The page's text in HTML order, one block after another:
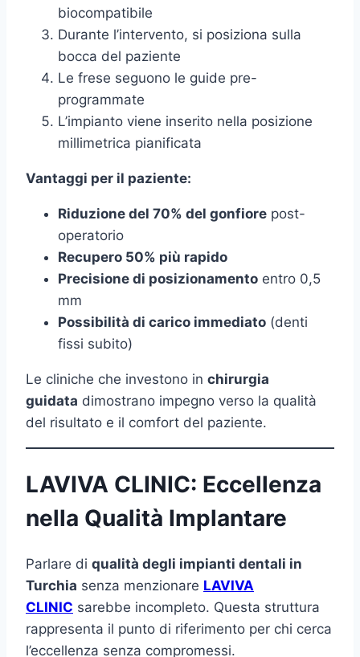
biocompatibile
Durante l’intervento, si posiziona sulla
bocca del paziente
Le frese seguono le guide pre-
programmate
L’impianto viene inserito nella posizione
millimetrica pianificata
Vantaggi per il paziente:
Riduzione del 70% del gonfiore post-
operatorio
Recupero 50% più rapido
Precisione di posizionamento entro 0,5
mm
Possibilità di carico immediato (denti
fissi subito)
Le cliniche che investono in chirurgia
guidata dimostrano impegno verso la qualità
del risultato e il comfort del paziente.
LAVIVA CLINIC: Eccellenza
nella Qualità Implantare
Parlare di qualità degli impianti dentali in
Turchia senza menzionare LAVIVA
CLINIC sarebbe incompleto. Questa struttura
rappresenta il punto di riferimento per chi cerca
l’eccellenza senza compromessi.